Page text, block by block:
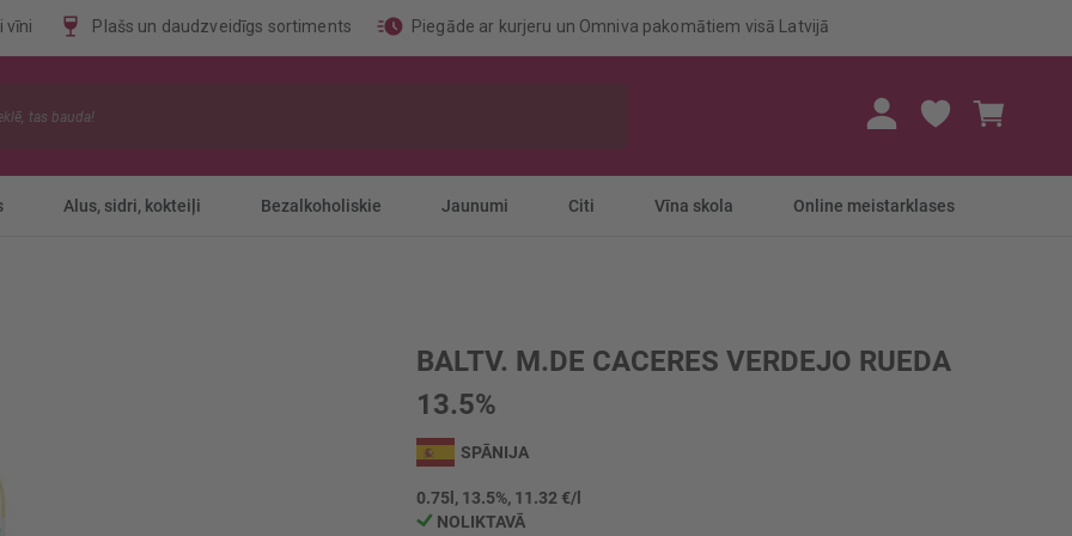
vīni Plašs un daudzveidīgs sortiments Piegāde ar kurjeru un Omniva pakomātiem visā Latvijā
Alus, sidri, kokteiļi Bezalkoholiskie Jaunumi Citi Vīna skola Online meistarklases
BALTV. M.DE CACERES VERDEJO RUEDA
13.5%
SPĀNIJA
0.75l, 13.5%, 11.32 €/l
NOLIKTAVĀ